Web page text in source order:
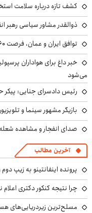
کشف تازه درباره سلامت
ذوالقدر مشاور سیاسی رهبر
توافق ایران و عمان، فرصت ۶۰ روزه برای واردات کالا به ایران ایجاد می‌کند
خبر داغ برای هواداران
می‌شود
رئیس دادسرای جنایی: پیکر
بازیگر مشهور سینما و
صدای انفجار و مشاهده
آخرین مطالب
پرونده اینفانتینو به زیپ
چرا نتیجه کنکور دکتری
مسلح‌ترین زیردریایی‌های